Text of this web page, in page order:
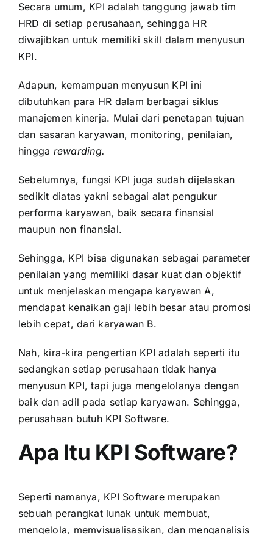
Secara umum, KPI adalah tanggung jawab tim
HRD di setiap perusahaan, sehingga HR
diwajibkan untuk memiliki skill dalam menyusun
KPI.
Adapun, kemampuan menyusun KPI ini
dibutuhkan para HR dalam berbagai siklus
manajemen kinerja. Mulai dari penetapan tujuan
dan sasaran karyawan, monitoring, penilaian,
hingga rewarding.
Sebelumnya, fungsi KPI juga sudah dijelaskan
sedikit diatas yakni sebagai alat pengukur
performa karyawan, baik secara finansial
maupun non finansial.
Sehingga, KPI bisa digunakan sebagai parameter
penilaian yang memiliki dasar kuat dan objektif
untuk menjelaskan mengapa karyawan A,
mendapat kenaikan gaji lebih besar atau promosi
lebih cepat, dari karyawan B.
Nah, kira-kira pengertian KPI adalah seperti itu
sedangkan setiap perusahaan tidak hanya
menyusun KPI, tapi juga mengelolanya dengan
baik dan adil pada setiap karyawan. Sehingga,
perusahaan butuh KPI Software.
Apa Itu KPI Software?
Seperti namanya, KPI Software merupakan
sebuah perangkat lunak untuk membuat,
mengelola, memvisualisasikan, dan menganalisis